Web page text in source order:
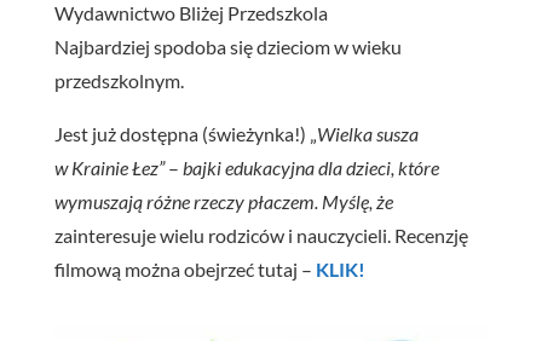
Wydawnictwo Bliżej Przedszkola
Najbardziej spodoba się dzieciom w wieku
przedszkolnym.
Jest już dostępna (świeżynka!) „Wielka susza
w Krainie Łez”– bajki edukacyjna dla dzieci, które
wymuszają różne rzeczy płaczem. Myślę, że
zainteresuje wielu rodziców i nauczycieli. Recenzję
filmową można obejrzeć tutaj – KLIK!